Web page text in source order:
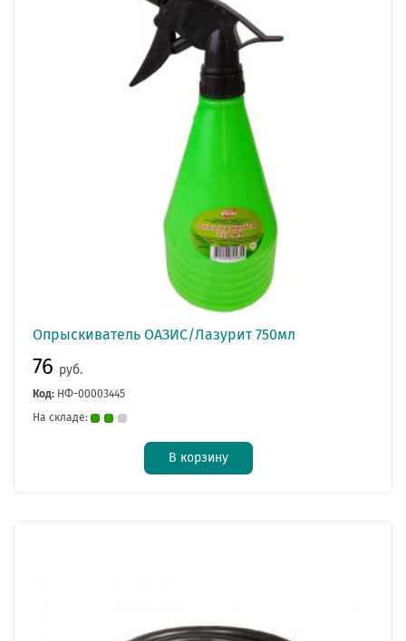
Опрыскиватель ОАЗИС/Лазурит 750мл
76 руб.
Код: НФ-00003445
На складе:
В корзину